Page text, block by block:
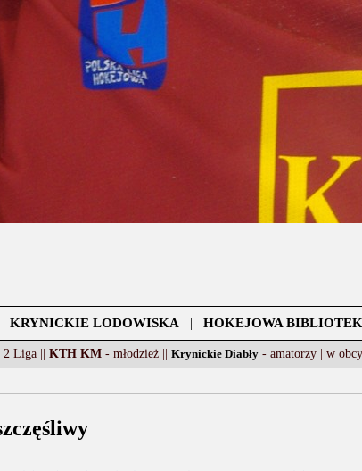
KRYNICKIE LODOWISKA | HOKEJOWA
Liga || KTH KM - młodzież || Krynickie Diabły - amatorzy | w